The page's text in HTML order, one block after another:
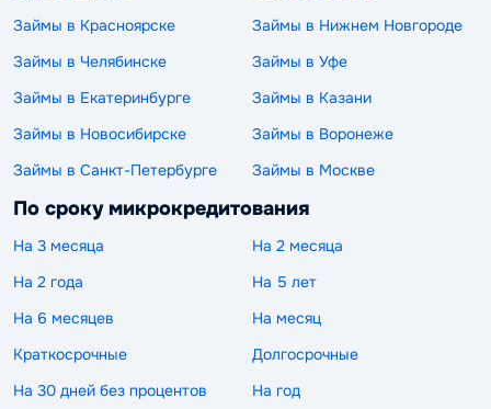
Займы в Красноярске
Займы в Нижнем Новгороде
Займы в Челябинске
Займы в Уфе
Займы в Екатеринбурге
Займы в Казани
Займы в Новосибирске
Займы в Воронеже
Займы в Санкт-Петербурге
Займы в Москве
По сроку микрокредитования
На 3 месяца
На 2 месяца
На 2 года
На 5 лет
На 6 месяцев
На месяц
Краткосрочные
Долгосрочные
На 30 дней без процентов
На год